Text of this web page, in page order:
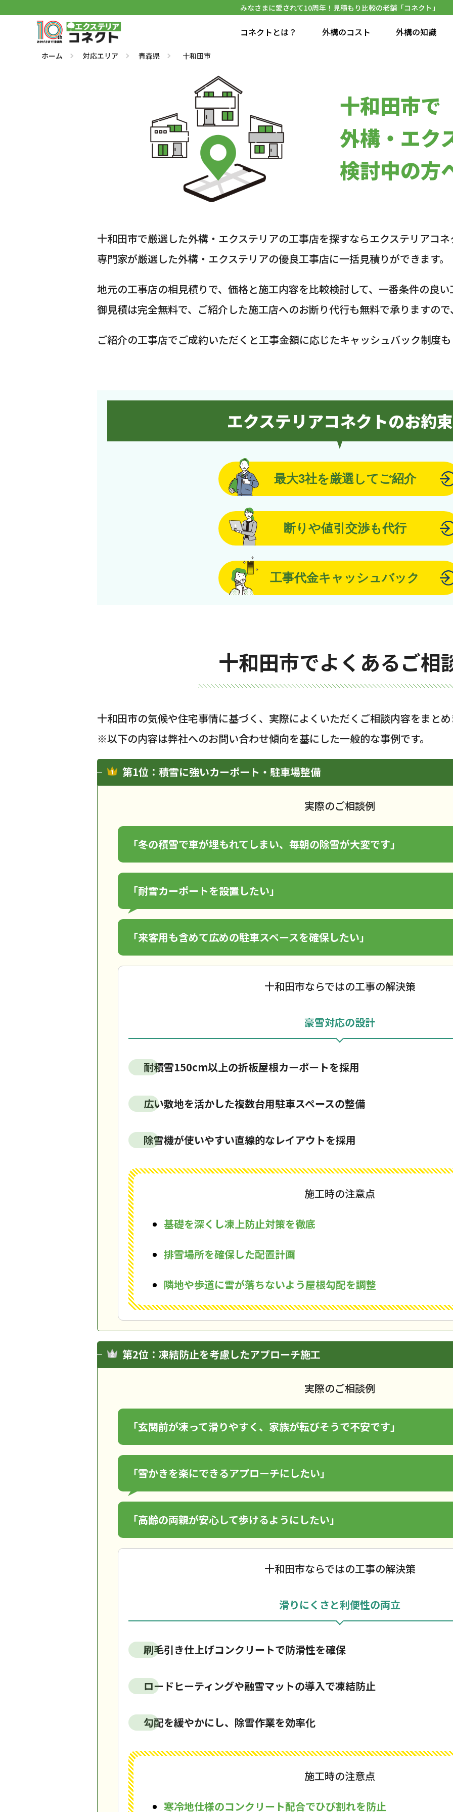
みなさまに愛されて10周年！見積もり比較の老舗「コネクト」
コネクトとは？ 外構のコスト 外構の知識
ホーム 対応エリア 青森県 十和田市
十和田市で
外構・エク
検討中の方
十和田市で厳選した外構・エクステリアの工事店を探すならエクステリアコ
専門家が厳選した外構・エクステリアの優良工事店に一括見積りができます。
地元の工事店の相見積りで、価格と施工内容を比較検討して、一番条件の良
御見積は完全無料で、ご紹介した施工店へのお断り代行も無料で承りますの
ご紹介の工事店でご成約いただくと工事金額に応じたキャッシュバック制度
エクステリアコネクトのお約束
最大3社を厳選してご紹介
断りや値引交渉も代行
工事代金キャッシュバック
十和田市でよくあるご相
十和田市の気候や住宅事情に基づく、実際によくいただくご相談内容をまと
※以下の内容は弊社へのお問い合わせ傾向を基にした一般的な事例です。
第1位：積雪に強いカーポート・駐車場整備
実際のご相談例
「冬の積雪で車が埋もれてしまい、毎朝の除雪が大変です」
「耐雪カーポートを設置したい」
「来客用も含めて広めの駐車スペースを確保したい」
十和田市ならではの工事の解決策
豪雪対応の設計
耐積雪150cm以上の折板屋根カーポートを採用
広い敷地を活かした複数台用駐車スペースの整備
除雪機が使いやすい直線的なレイアウトを採用
施工時の注意点
基礎を深くし凍上防止対策を徹底
排雪場所を確保した配置計画
隣地や歩道に雪が落ちないよう屋根勾配を調整
第2位：凍結防止を考慮したアプローチ施工
実際のご相談例
「玄関前が凍って滑りやすく、家族が転びそうで不安です」
「雪かきを楽にできるアプローチにしたい」
「高齢の両親が安心して歩けるようにしたい」
十和田市ならではの工事の解決策
滑りにくさと利便性の両立
刷毛引き仕上げコンクリートで防滑性を確保
ロードヒーティングや融雪マットの導入で凍結防止
勾配を緩やかにし、除雪作業を効率化
施工時の注意点
寒冷地仕様のコンクリート配合でひび割れを防止